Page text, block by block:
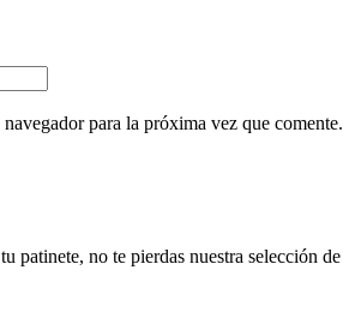
para la próxima vez que comente.
patinete, no te pierdas nuestra selección de